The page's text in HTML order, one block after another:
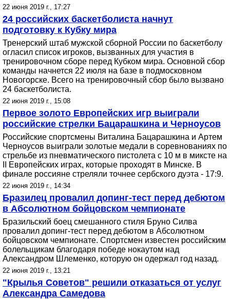
22 июня 2019 г., 17:27
24 российских баскетболиста начнут
подготовку к Кубку мира
Тренерский штаб мужской сборной России по баскетболу
огласил список игроков, вызванных для участия в
тренировочном сборе перед Кубком мира. Основной сбор
команды начнется 22 июля на базе в подмосковном
Новогорске. Всего на тренировочный сбор было вызвано
24 баскетболиста.
22 июня 2019 г., 15:08
Первое золото Европейских игр выиграли
российские стрелки Бацарашкина и Черноусов
Российские спортсмены Виталина Бацарашкина и Артем
Черноусов выиграли золотые медали в соревнованиях по
стрельбе из пневматического пистолета с 10 м в миксте на
II Европейских играх, которые проходят в Минске. В
финале россияне стреляли точнее сербского дуэта - 17:9.
22 июня 2019 г., 14:34
Бразилец провалил допинг-тест перед дебютом
в Абсолютном бойцовском чемпионате
Бразильский боец смешанного стиля Бруно Силва
провалил допинг-тест перед дебютом в Абсолютном
бойцовском чемпионате. Спортсмен известен российским
болельщикам благодаря победе нокаутом над
Александром Шлеменко, которую он одержал год назад.
22 июня 2019 г., 13:21
"Крылья Советов" решили отказаться от услуг
Александра Самедова